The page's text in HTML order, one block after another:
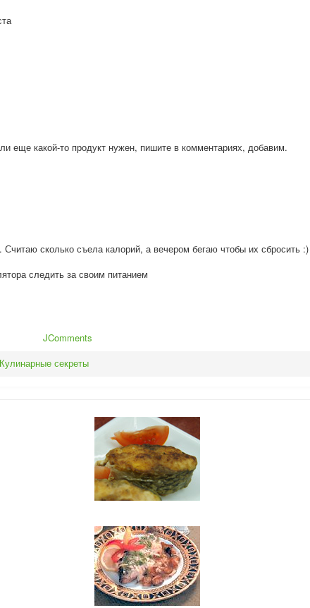
еще какой-то продукт нужен, пишите в комментариях, добавим.
сколько съела калорий, а вечером бегаю чтобы их сбросить :)
следить за своим питанием
JComments
Кулинарные секреты